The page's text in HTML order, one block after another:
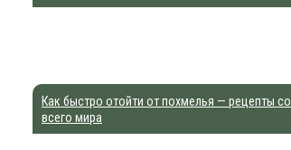
Как быстро отойти от похмелья — рецепты со
всего мира